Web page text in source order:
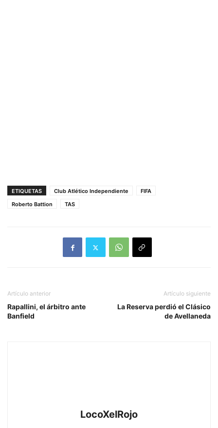
ETIQUETAS Club Atlético Independiente
FIFA
Roberto Battion
TAS
Artículo anterior
Rapallini, el árbitro ante
Banfield
Artículo siguiente
La Reserva perdió el Clásico
de Avellaneda
LocoXelRojo